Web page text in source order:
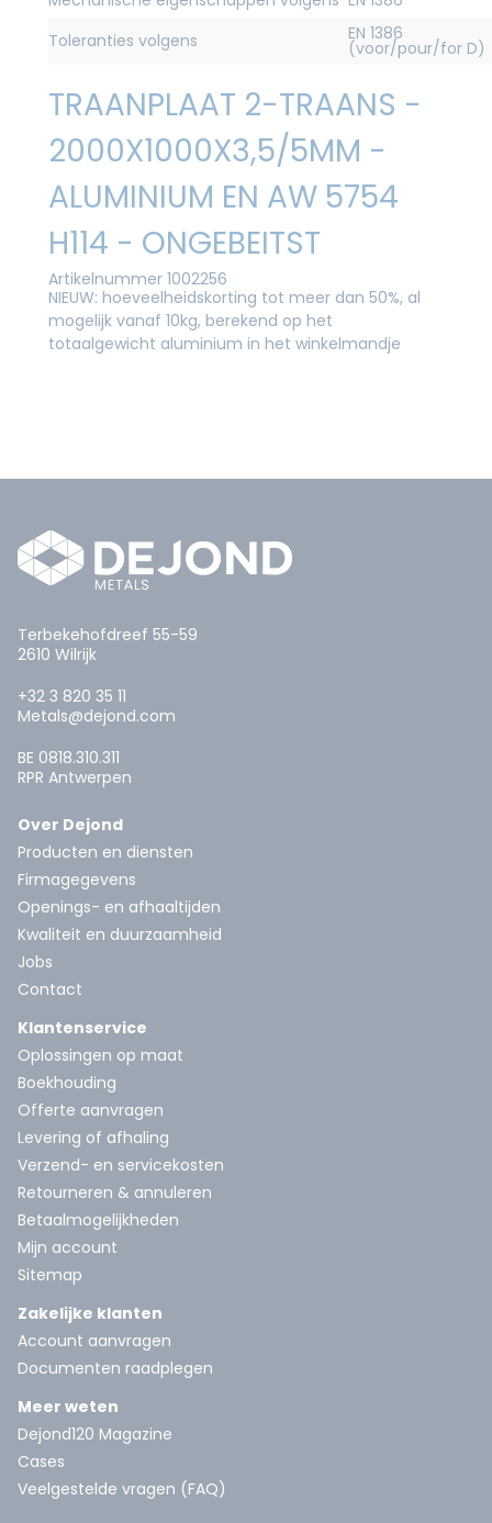
Toleranties volgens
EN 1386
(voor/pour/for D)
TRAANPLAAT 2-TRAANS -
2000X1000X3,5/5MM -
ALUMINIUM EN AW 5754
H114 - ONGEBEITST
Artikelnummer 1002256
NIEUW: hoeveelheidskorting tot meer dan 50%, al
mogelijk vanaf 10kg, berekend op het
totaalgewicht aluminium in het winkelmandje
Terbekehofdreef 55-59
2610 Wilrijk
+32 3 820 35 11
Metals@dejond.com
BE 0818.310.311
RPR Antwerpen
Over Dejond
Producten en diensten
Firmagegevens
Openings- en afhaaltijden
Kwaliteit en duurzaamheid
Jobs
Contact
Klantenservice
Oplossingen op maat
Boekhouding
Offerte aanvragen
Levering of afhaling
Verzend- en servicekosten
Retourneren & annuleren
Betaalmogelijkheden
Mijn account
Sitemap
Zakelijke klanten
Account aanvragen
Documenten raadplegen
Meer weten
Dejond120 Magazine
Cases
Veelgestelde vragen (FAQ)